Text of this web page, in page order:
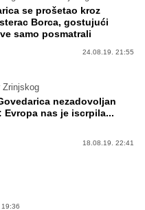
se prošetao kroz
Borca, gostujući
samo posmatrali
24.08.19. 21:55
Zrinjskog
nezadovoljan
Evropa nas je iscrpila...
18.08.19. 22:41